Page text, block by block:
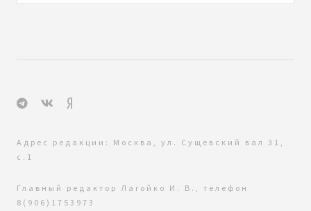
Адрес редакции: Москва, ул. Сущевский вал 31,
с.1
Главный редактор Лагойко И. В., телефон
8(906)1753973